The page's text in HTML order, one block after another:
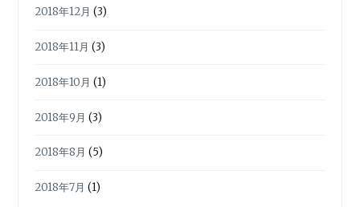
2018年12月 (3)
2018年11月 (3)
2018年10月 (1)
2018年9月 (3)
2018年8月 (5)
2018年7月 (1)